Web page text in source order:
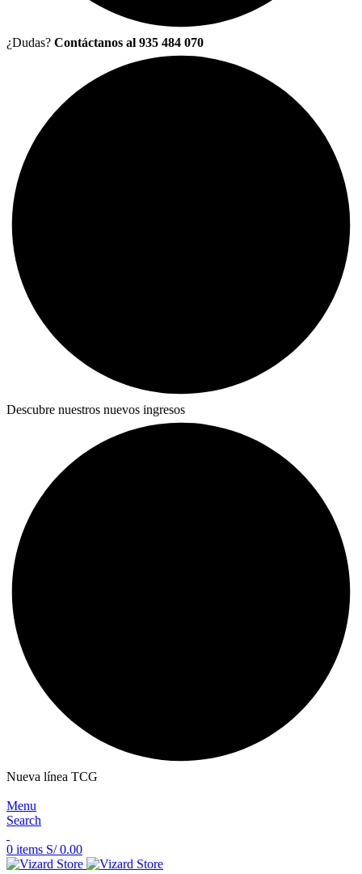
¿Dudas? Contáctanos al 935 484 070
Descubre nuestros nuevos ingresos
Nueva línea TCG
Menu
Search
0 items S/0.00